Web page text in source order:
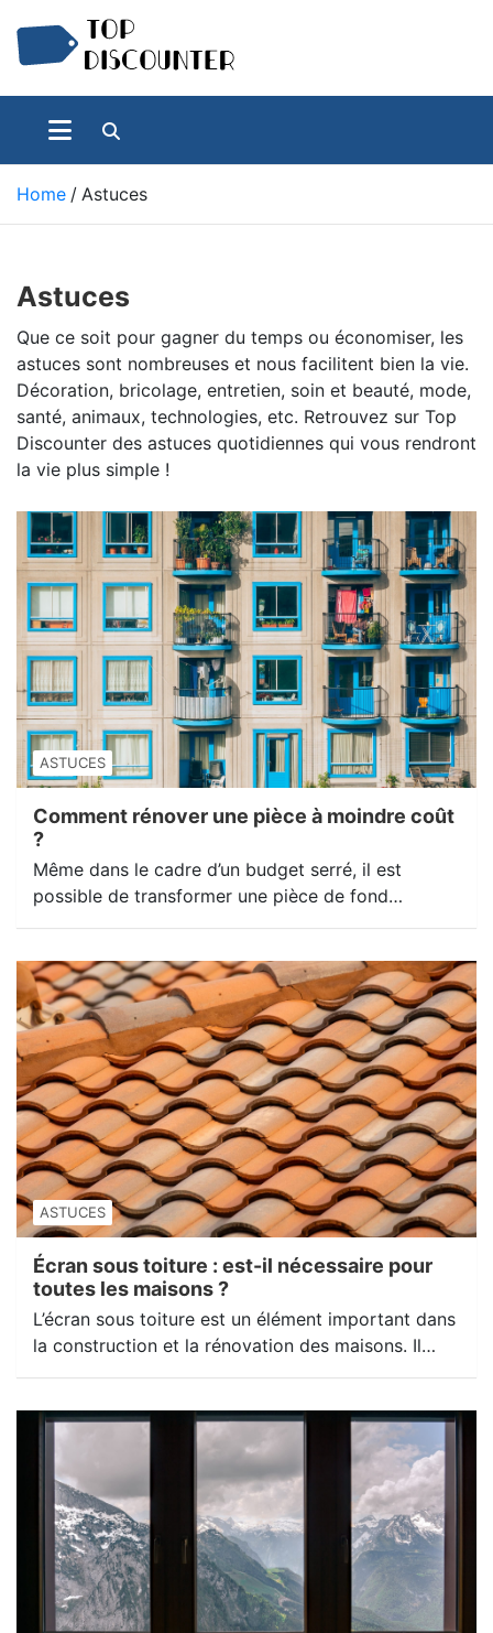
content
Top Discounter
Achats Discount – Bonnes affaires du web
Home Astuces
Astuces
Que ce soit pour gagner du temps ou économiser, les
astuces sont nombreuses et nous facilitent bien la vie.
Décoration, bricolage, entretien, soin et beauté, mode,
santé, animaux, technologies, etc. Retrouvez sur Top
Discounter des astuces quotidiennes qui vous rendront
la vie plus simple !
ASTUCES
Comment rénover une pièce à moindre coût
?
Même dans le cadre d’un budget serré, il est
possible de transformer une pièce de fond…
ASTUCES
Écran sous toiture : est-il nécessaire pour
toutes les maisons ?
L’écran sous toiture est un élément important dans
la construction et la rénovation des maisons. Il…